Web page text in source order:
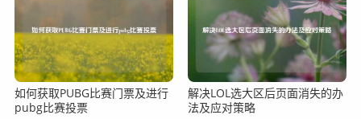
如何获取PUBG比赛门票及进行
pubg比赛投票
解决LOL选大区后页面消失的办
法及应对策略